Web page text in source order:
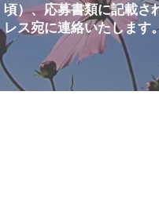
頃）、応募書類に記載さ
レス宛に連絡いたします